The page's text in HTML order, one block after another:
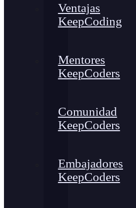
Ventajas
KeepCoding
Mentores
KeepCoders
Comunidad
KeepCoders
Embajadores
KeepCoders